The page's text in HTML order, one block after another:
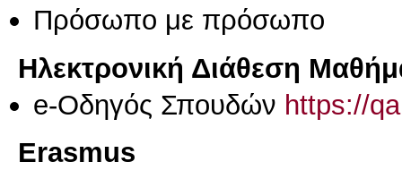
Πρόσωπο με πρόσωπο
Ηλεκτρονική Διάθεση
e-Οδηγός Σπουδών https://
Erasmus